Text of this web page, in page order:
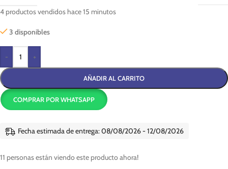
4 productos vendidos hace 15 minutos
3 disponibles
- +
AÑADIR AL CARRITO
COMPRAR POR WHATSAPP
Fecha estimada de entrega: 08/08/2026 - 12/08/2026
11 personas están viendo este producto ahora!